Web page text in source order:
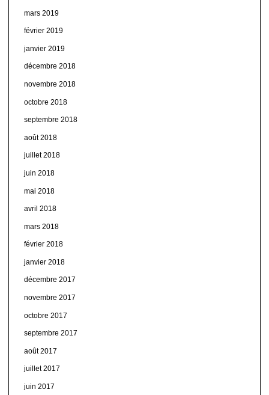
mars 2019
février 2019
janvier 2019
décembre 2018
novembre 2018
octobre 2018
septembre 2018
août 2018
juillet 2018
juin 2018
mai 2018
avril 2018
mars 2018
février 2018
janvier 2018
décembre 2017
novembre 2017
octobre 2017
septembre 2017
août 2017
juillet 2017
juin 2017